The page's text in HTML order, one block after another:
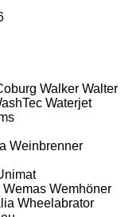
Walker Walter
Waterjet
Weinbrenner
Wemas Wemhöner
Wheelabrator